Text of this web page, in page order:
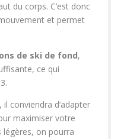
du corps. C’est donc
et permet
de ski de fond,
ce qui
conviendra d’adapter
maximiser votre
on pourra